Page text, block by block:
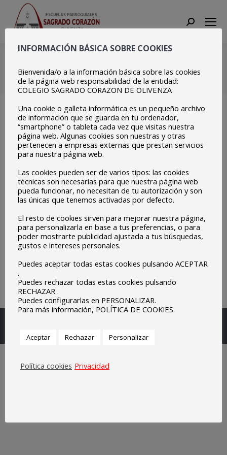
Search:
Estás aquí:
Inicio IMG_9921
INFORMACIÓN BÁSICA SOBRE COOKIES
Bienvenida/o a la información básica sobre las cookies
de la página web responsabilidad de la entidad:
COLEGIO SAGRADO CORAZON DE OLIVENZA
Una cookie o galleta informática es un pequeño archivo
de información que se guarda en tu ordenador,
“smartphone” o tableta cada vez que visitas nuestra
página web. Algunas cookies son nuestras y otras
pertenecen a empresas externas que prestan servicios
para nuestra página web.
Las cookies pueden ser de varios tipos: las cookies
técnicas son necesarias para que nuestra página web
pueda funcionar, no necesitan de tu autorización y son
las únicas que tenemos activadas por defecto.
El resto de cookies sirven para mejorar nuestra página,
para personalizarla en base a tus preferencias, o para
poder mostrarte publicidad ajustada a tus búsquedas,
gustos e intereses personales.
Puedes aceptar todas estas cookies pulsando ACEPTAR
.
Puedes rechazar todas estas cookies pulsando
RECHAZAR .
Puedes configurarlas en PERSONALIZAR.
Para más información, POLÍTICA DE COOKIES.
Aceptar Rechazar Personalizar
Política cookies Privacidad